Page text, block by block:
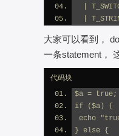
|
|
大家可以看到，
一条statement，
代码块
$a = true;
if ($a) {
echo
} else {